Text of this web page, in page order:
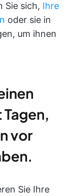
Sie sich, Ihre
oder sie in
um ihnen
vor
Sie Ihre